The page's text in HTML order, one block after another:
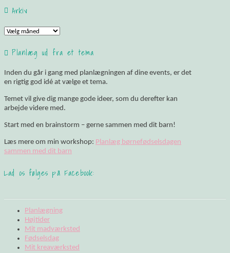
Arkiv
Arkiv
Planlæg ud fra et tema
Inden du går i gang med planlægningen af dine events, er det
en rigtig god idé at vælge et tema.
Temet vil give dig mange gode ideer, som du derefter kan
arbejde videre med.
Start med en brainstorm – gerne sammen med dit barn!
Læs mere om min workshop: Planlæg børnefødselsdagen
sammen med dit barn
Lad os følges på Facebook:
Planlægning
Højtider
Mit madværksted
Fødselsdag
Mit kreaværksted